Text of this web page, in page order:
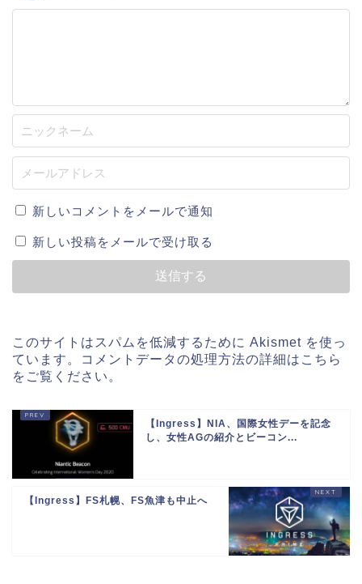
新しいコメントをメールで通知
新しい投稿をメールで受け取る
このサイトはスパムを低減するために Akismet を使っ
ています。
コメントデータの処理方法の詳細はこちら
をご覧ください 。
【Ingress】NIA、国際女性デーを記念
し、女性AGの紹介とビーコン...
【Ingress】FS札幌、FS魚津も中止へ